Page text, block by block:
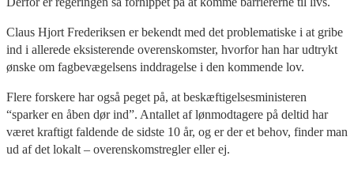
Claus Hjort Frederiksen er bekendt med det problematiske i at gribe
ind i allerede eksisterende overenskomster, hvorfor han har udtrykt
ønske om fagbevægelsens inddragelse i den kommende lov.
Flere forskere har også peget på, at beskæftigelsesministeren
“sparker en åben dør ind”. Antallet af lønmodtagere på deltid har
været kraftigt faldende de sidste 10 år, og er der et behov, finder man
ud af det lokalt – overenskomstregler eller ej.